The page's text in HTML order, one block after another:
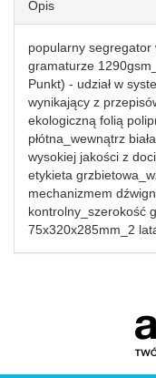
Opis
popularny
gramaturze
Punkt) - udział w
wynikający z
ekologiczną folią
płótna_wewnątrz
wysokiej jakości z
etykieta
mechanizmem
kontrolny_szerokość
75x320x285mm_2